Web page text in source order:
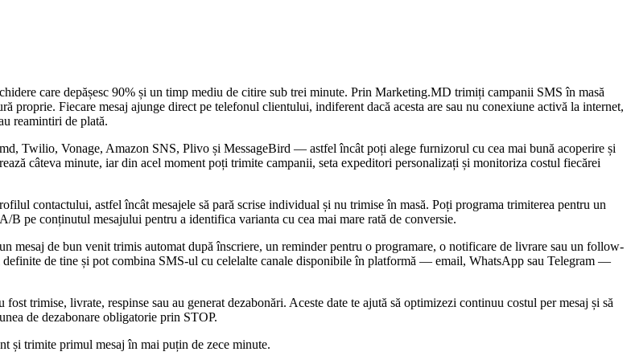
care depășesc 90% și un timp mediu de citire sub trei minute. Prin Marketing.MD trimiți campanii SMS în masă
proprie. Fiecare mesaj ajunge direct pe telefonul clientului, indiferent dacă acesta are sau nu conexiune activă la internet,
reamintiri de plată.
Twilio, Vonage, Amazon SNS, Plivo și MessageBird — astfel încât poți alege furnizorul cu cea mai bună acoperire și
câteva minute, iar din acel moment poți trimite campanii, seta expeditori personalizați și monitoriza costul fiecărei
contactului, astfel încât mesajele să pară scrise individual și nu trimise în masă. Poți programa trimiterea pentru un
B pe conținutul mesajului pentru a identifica varianta cu cea mai mare rată de conversie.
mesaj de bun venit trimis automat după înscriere, un reminder pentru o programare, o notificare de livrare sau un follow-
de tine și pot combina SMS-ul cu celelalte canale disponibile în platformă — email, WhatsApp sau Telegram —
trimise, livrate, respinse sau au generat dezabonări. Aceste date te ajută să optimizezi continuu costul per mesaj și să
de dezabonare obligatorie prin STOP.
și trimite primul mesaj în mai puțin de zece minute.